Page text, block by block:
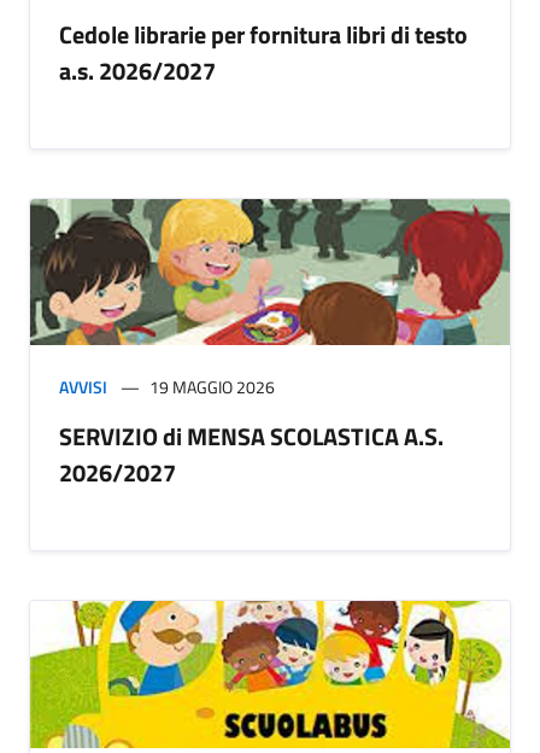
Cedole librarie per fornitura libri di testo
a.s. 2026/2027
AVVISI 19 MAGGIO 2026
SERVIZIO di MENSA SCOLASTICA A.S.
2026/2027